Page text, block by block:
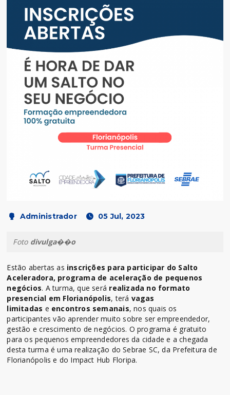
Administrador 05 Jul, 2023
Foto divulga��o
Estão abertas as inscrições para participar do Salto
Aceleradora, programa de aceleração de pequenos
negócios. A turma, que será realizada no formato
presencial em Florianópolis, terá vagas
limitadas e encontros semanais, nos quais os
participantes vão aprender muito sobre ser empreendedor,
gestão e crescimento de negócios. O programa é gratuito
para os pequenos empreendedores da cidade e a chegada
desta turma é uma realização do Sebrae SC, da Prefeitura de
Florianópolis e do Impact Hub Floripa.